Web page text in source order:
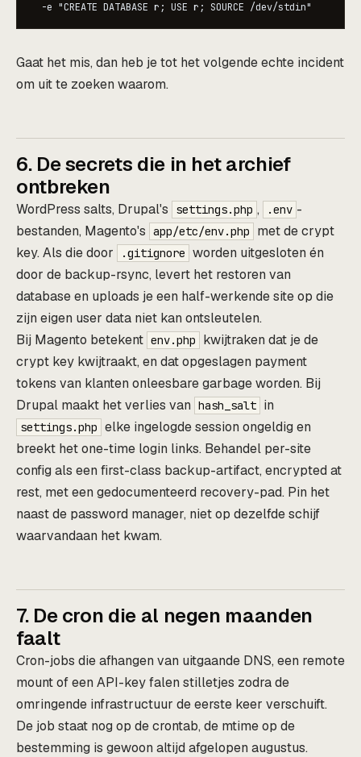
  -e "CREATE DATABASE r; USE r; SOURCE /dev/stdin"
Gaat het mis, dan heb je tot het volgende echte incident
om uit te zoeken waarom.
6. De secrets die in het archief
ontbreken
WordPress salts, Drupal's settings.php , .env -
bestanden, Magento's app/etc/env.php
met de crypt
key. Als die door
.gitignore worden uitgesloten én
door de backup-rsync, levert het restoren van
database en uploads je een half-werkende site op die
zijn eigen user data niet kan ontsleutelen.
Bij Magento betekent env.php
kwijtraken dat je de
crypt key kwijtraakt, en dat opgeslagen payment
tokens van klanten onleesbare garbage worden. Bij
Drupal maakt het verlies van hash_salt in
settings.php elke ingelogde session ongeldig en
breekt het one-time login links. Behandel per-site
config als een first-class backup-artifact, encrypted at
rest, met een gedocumenteerd recovery-pad. Pin het
naast de password manager, niet op dezelfde schijf
waarvandaan het kwam.
7. De cron die al negen maanden
faalt
Cron-jobs die afhangen van uitgaande DNS, een remote
mount of een API-key falen stilletjes zodra de
omringende infrastructuur de eerste keer verschuift.
De job staat nog op de crontab, de mtime op de
bestemming is gewoon altijd afgelopen augustus.